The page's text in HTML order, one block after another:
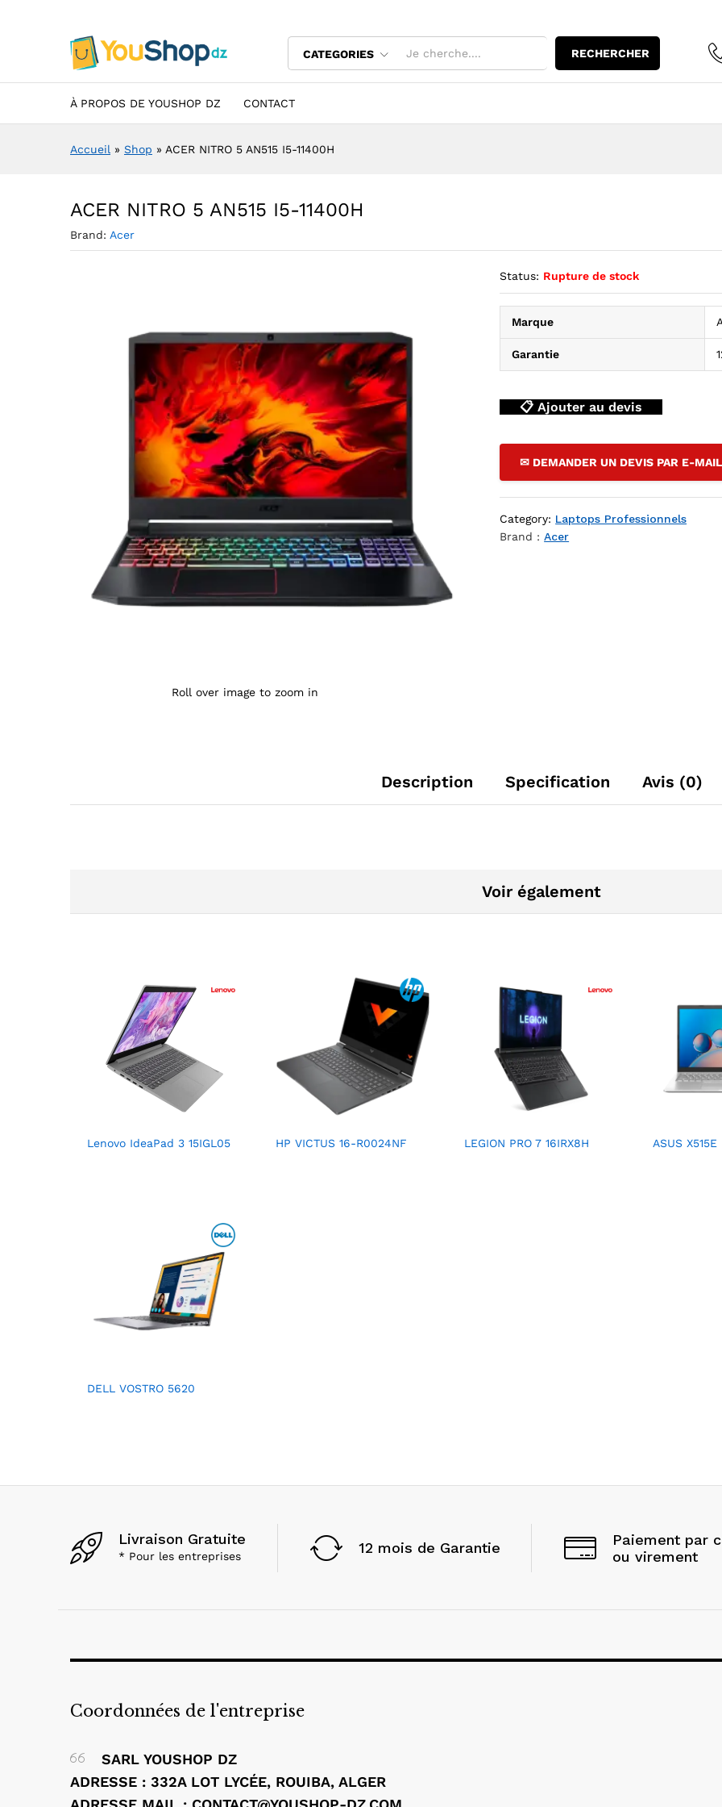
CATEGORIES RECHERCHER
À PROPOS DE YOUSHOP DZ CONTACT
Accueil » Shop » ACER NITRO 5 AN515 I5-11400H
ACER NITRO 5 AN515 I5-11400H
Brand: Acer
Roll over image to zoom in
Status: Rupture de stock
Marque
Garantie
📋 Ajouter au devis
✉ DEMANDER UN DEVIS PAR E-MAIL
Category: Laptops Professionnels
Brand :Acer
Description Specification Avis (0)
Voir également
Lenovo IdeaPad 3 15IGL05 HP VICTUS 16-R0024NF LEGION PRO 7 16IRX8H ASUS X515E
DELL VOSTRO 5620
Livraison Gratuite
* Pour les entreprises 12 mois de Garantie
Paiement par
ou virement
Coordonnées de l'entreprise
SARL YOUSHOP DZ
ADRESSE : 332A LOT LYCÉE, ROUIBA, ALGER